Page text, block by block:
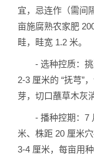
宜，忌连作（需间
亩施腐熟农家肥
畦，畦宽 1.2 米。
- 选种控质：挑
2-3 厘米的 “抚芎”
芽，切口蘸草木灰
- 播种控期：7
米、株距 20 厘米
3-4 厘米，每亩用